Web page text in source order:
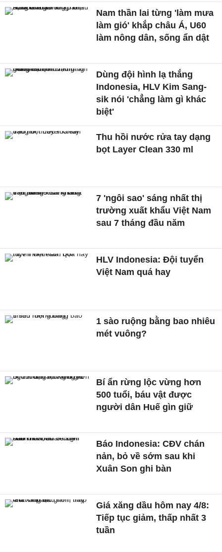
Nam thần lai từng 'làm mưa
làm gió' khắp châu Á, U60
làm nông dân, sống ẩn dật
Dùng đội hình lạ thắng
Indonesia, HLV Kim Sang-
sik nói 'chẳng làm gì khác
biệt'
Thu hồi nước rửa tay dạng
bọt Layer Clean 330 ml
7 'ngôi sao' sáng nhất thị
trường xuất khẩu Việt Nam
sau 7 tháng đầu năm
HLV Indonesia: Đội tuyển
Việt Nam quá hay
1 sào ruộng bằng bao nhiêu
mét vuông?
Bí ẩn rừng lộc vừng hơn
500 tuổi, báu vật được
người dân Huế gìn giữ
Báo Indonesia: CĐV chán
nản, bỏ về sớm sau khi
Xuân Son ghi bàn
Giá xăng dầu hôm nay 4/8:
Tiếp tục giảm, thấp nhất 3
tuần